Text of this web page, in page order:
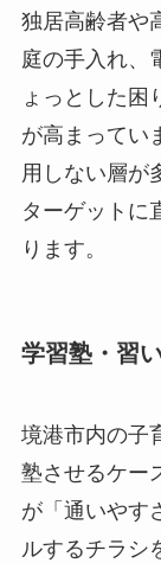
独居高齢者や
庭の手入れ、
ょっとした困
が高まってい
用しない層が
ターゲットに
ります。
学習塾・習
境港市内の子
塾させるケー
が「通いやす
ルするチラシ